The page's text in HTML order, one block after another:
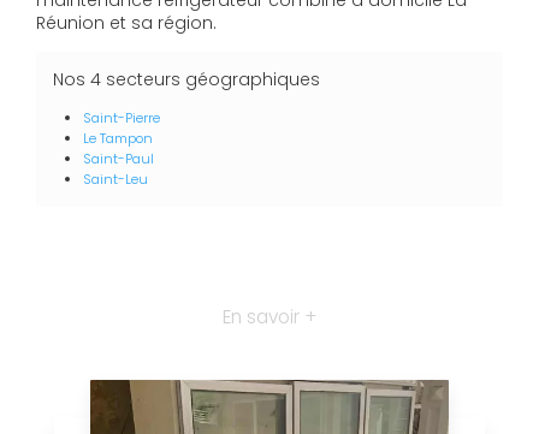
Réunion et sa région.
Nos 4 secteurs géographiques
Saint-Pierre
Le Tampon
Saint-Paul
Saint-Leu
En savoir +